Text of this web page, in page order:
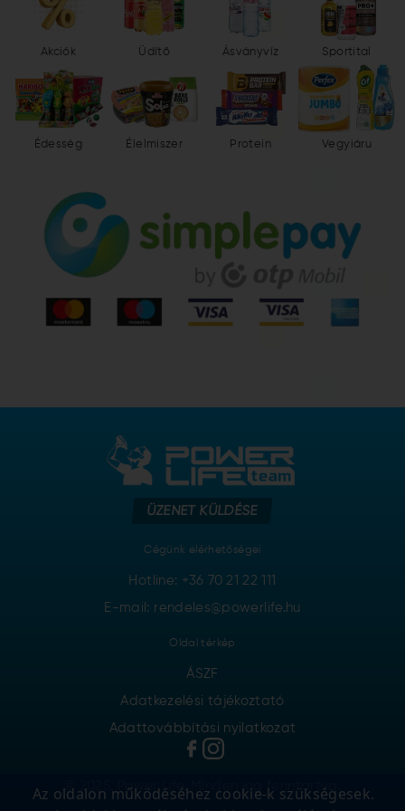
Akciók Üdítő Ásványvíz Sportital
Édesség Élelmiszer Protein Vegyiáru
ÜZENET KÜLDÉSE
Cégünk elérhetőségei
Hotline: +36 70 21 22 111
E-mail: rendeles@powerlife.hu
Oldal térkép
ÁSZF
Adatkezelési tájékoztató
Adattovábbítási nyilatkozat
© 2025. Power Life. Minden jog fenntartva.
Az oldalon működéséhez cookie-k szükségesek.